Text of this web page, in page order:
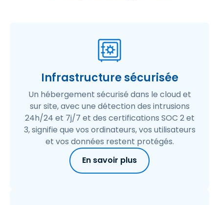
Infrastructure sécurisée
Un hébergement sécurisé dans le cloud et
sur site, avec une détection des intrusions
24h/24 et 7j/7 et des certifications SOC 2 et
3, signifie que vos ordinateurs, vos utilisateurs
et vos données restent protégés.
En savoir plus